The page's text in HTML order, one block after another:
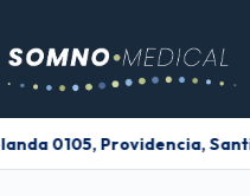
0105, Providencia,